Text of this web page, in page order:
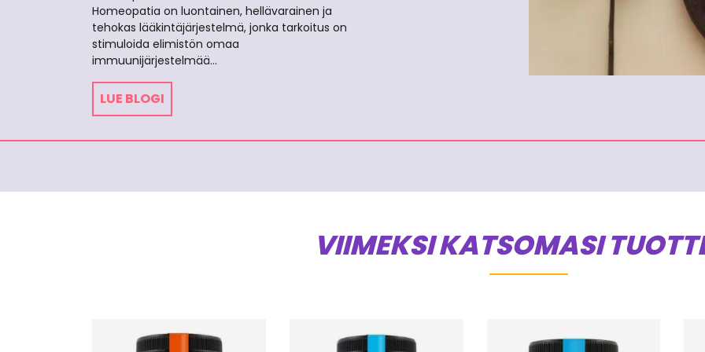
Homeopatia on luontainen, hellävarainen ja
tehokas lääkintäjärjestelmä, jonka tarkoitus on
stimuloida elimistön omaa
immuunijärjestelmää…
LUE BLOGI
VIIMEKSI KATSOMASI